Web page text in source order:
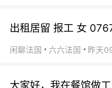
出租居留 报工 女
闲聊法国 六六法国 昨天
大家好，我在餐馆做